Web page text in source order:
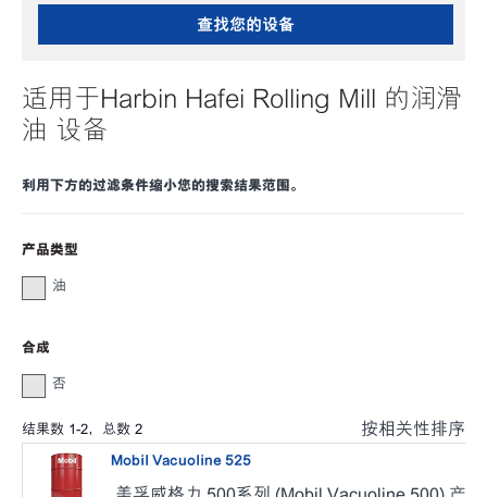
查找您的设备
适用于Harbin Hafei Rolling Mill 的润滑
油 设备
利用下方的过滤条件缩小您的搜索结果范围。
产品类型
油
合成
否
结果数 1-2，总数 2 按相关性排序
Mobil Vacuoline 525